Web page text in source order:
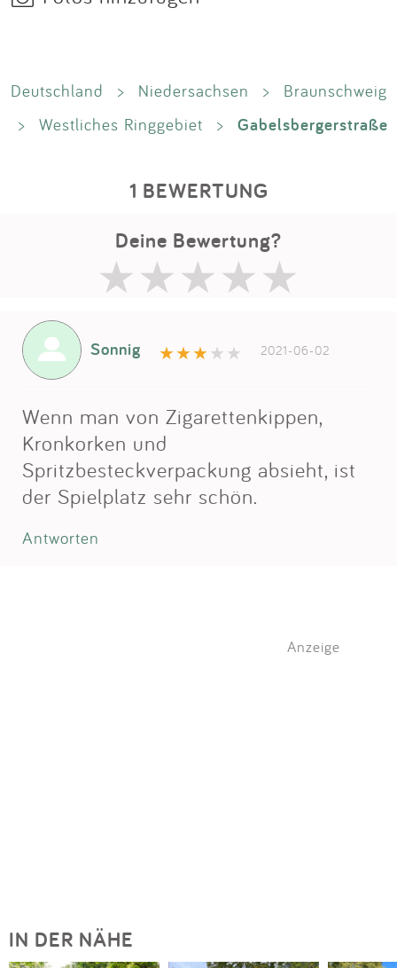
Deutschland > Niedersachsen >
Braunschweig
>
Westliches Ringgebiet > Gabelsbergerstraße
1 BEWERTUNG
Deine Bewertung?
Sonnig 2021-06-02
Wenn man von Zigarettenkippen,
Kronkorken und
Spritzbesteckverpackung absieht, ist
der Spielplatz sehr schön.
Antworten
Anzeige
IN DER NÄHE